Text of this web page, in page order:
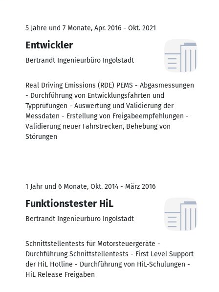
5 Jahre und 7 Monate, Apr. 2016 - Okt. 2021
Entwickler
Bertrandt Ingenieurbüro Ingolstadt
Real Driving Emissions (RDE) PEMS - Abgasmessungen
- Durchführung von Entwicklungsfahrten und
Typprüfungen - Auswertung und Validierung der
Messdaten - Erstellung von Freigabeempfehlungen -
Validierung neuer Fahrstrecken, Behebung von
Störungen
1 Jahr und 6 Monate, Okt. 2014 - März 2016
Funktionstester HiL
Bertrandt Ingenieurbüro Ingolstadt
Schnittstellentests für Motorsteuergeräte -
Durchführung Schnittstellentests - First Level Support
der HiL Hotline - Durchführung von HiL-Schulungen -
HiL Release Freigaben